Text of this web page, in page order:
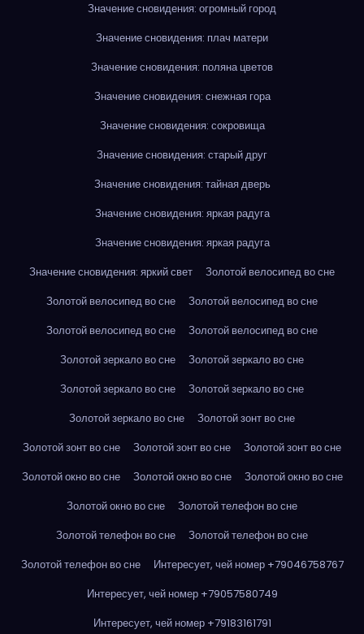
Значение сновидения: огромный город
Значение сновидения: плач матери
Значение сновидения: поляна цветов
Значение сновидения: снежная гора
Значение сновидения: сокровища
Значение сновидения: старый друг
Значение сновидения: тайная дверь
Значение сновидения: яркая радуга
Значение сновидения: яркая радуга
Значение сновидения: яркий свет
Золотой велосипед во сне
Золотой велосипед во сне
Золотой велосипед во сне
Золотой велосипед во сне
Золотой велосипед во сне
Золотой зеркало во сне
Золотой зеркало во сне
Золотой зеркало во сне
Золотой зеркало во сне
Золотой зеркало во сне
Золотой зонт во сне
Золотой зонт во сне
Золотой зонт во сне
Золотой зонт во сне
Золотой окно во сне
Золотой окно во сне
Золотой окно во сне
Золотой окно во сне
Золотой телефон во сне
Золотой телефон во сне
Золотой телефон во сне
Золотой телефон во сне
Интересует, чей номер +79046758767
Интересует, чей номер +79057580749
Интересует, чей номер +79183161791